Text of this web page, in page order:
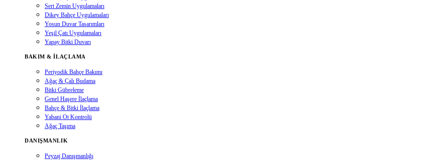
Sert Zemin Uygulamaları
Dikey Bahçe Uygulamaları
Yosun Duvar Tasarımları
Yeşil Çatı Uygulamaları
Yapay Bitki Duvarı
BAKIM & İLAÇLAMA
Periyodik Bahçe Bakımı
Ağaç & Çalı Budama
Bitki Gübreleme
Genel Haşere İlaçlama
Bahçe & Bitki İlaçlama
Yabani Ot Kontrolü
Ağaç Taşıma
DANIŞMANLIK
Peyzaj Danışmanlığı